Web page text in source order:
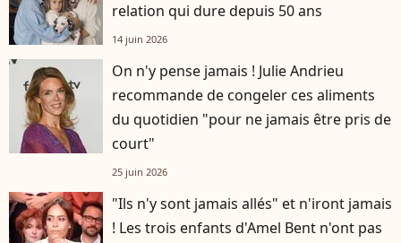
relation qui dure depuis 50 ans
14 juin 2026
On n'y pense jamais ! Julie Andrieu
recommande de congeler ces aliments
du quotidien "pour ne jamais être pris de
court"
25 juin 2026
"Ils n'y sont jamais allés" et n'iront jamais
! Les trois enfants d'Amel Bent n'ont pas